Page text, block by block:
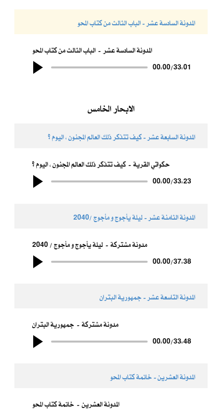
المدونة السادسة عشر - الباب الثالث من كتاب المحو
الباب الثالث من كتاب المحو المدونة السادسة عشر
00:00/33:01
الابحار الخامس
المدونة السابعة عشر - كيف تتذكر ذلك العالم المجنون ، اليوم ؟
كيف تتذكر ذلك العالم المجنون ، اليوم ؟ حكواتي القرية
00:00/33:23
المدونة الثامنة عشر - ​ليلة يأجوج و مأجوج /2040
ليلة يأجوج و مأجوج / 2040 مدونة مشتركة
00:00/37:38
المدونة التاسعة عشر - ​جمهورية البتران
جمهورية البتران مدونة مشتركة
00:00/33:48
المدونة العشرين - خاتمة كتاب المحو
خاتمة كتاب المحو المدونة العشرين